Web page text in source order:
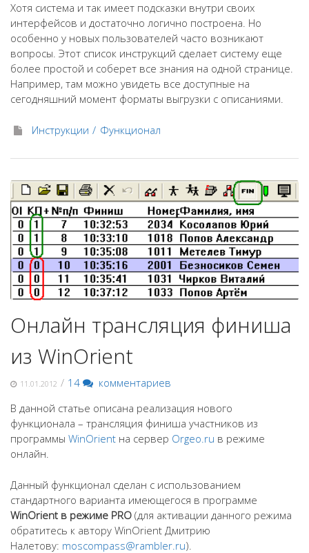
Хотя система и так имеет подсказки внутри своих
интерфейсов и достаточно логично построена. Но
особенно у новых пользователей часто возникают
вопросы. Этот список инструкций сделает систему еще
более простой и соберет все знания на одной странице.
Например, там можно увидеть все доступные на
сегодняшний момент форматы выгрузки с описаниями.
Инструкции Функционал
Онлайн трансляция финиша
из WinOrient
11.01.2012 / 14
комментариев
В данной статье описана реализация нового
функционала – трансляция финиша участников из
программы WinOrient на сервер Orgeo.ru в режиме
онлайн.
Данный функционал сделан с использованием
стандартного варианта имеющегося в программе
WinOrient в режиме PRO (для активации данного режима
обратитесь к автору WinOrient Дмитрию
Налетову: moscompass@rambler.ru).